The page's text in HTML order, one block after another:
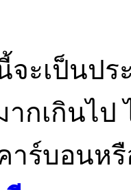
จะเป็นป
ากเกินไป
าร์บอนห